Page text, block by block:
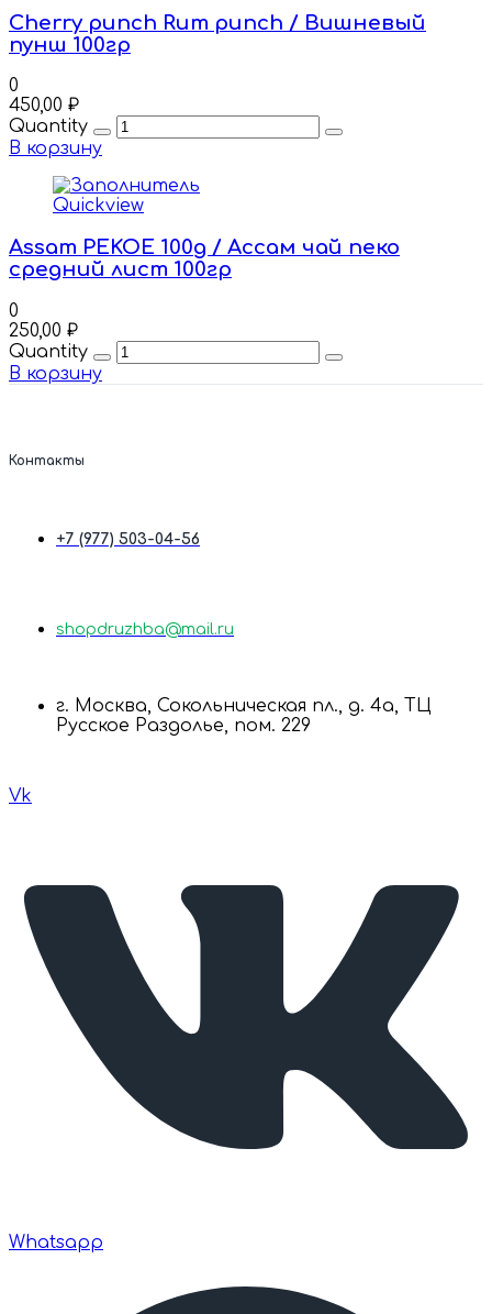
Cherry punch Rum punch / Вишневый
пунш 100гр
0
450,00 ₽
Quantity
В корзину
Quickview
Assam PEKOE 100g / Ассам чай пеко
средний лист 100гр
0
250,00 ₽
Quantity
В корзину
Контакты
+7 (977) 503-04-56
shopdruzhba@mail.ru
г. Москва, Сокольническая пл., д. 4а, ТЦ
Русское Раздолье, пом. 229
Vk
Whatsapp